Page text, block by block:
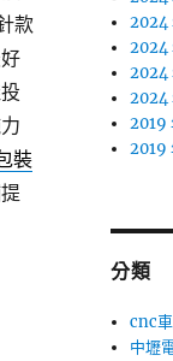
款
裝
2024
2024
2024
2024
2019
2019
分類
cnc
中壢